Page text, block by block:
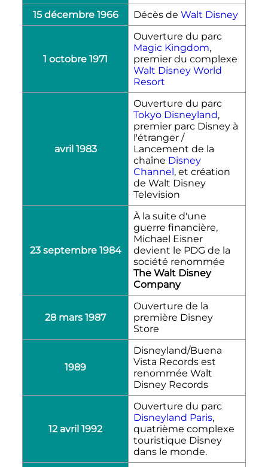
15 décembre 1966
Décès de Walt Disney
1 octobre 1971
Ouverture du parc
Magic Kingdom,
premier du complexe
Walt Disney World
Resort
avril 1983
Ouverture du parc
Tokyo Disneyland,
premier parc Disney à
l'étranger /
Lancement de la
chaîne Disney
Channel, et création
de Walt Disney
Television
23 septembre 1984
À la suite d'une
guerre financière,
Michael Eisner
devient le PDG de la
société renommée
The Walt Disney
Company
28 mars 1987
Ouverture de la
première Disney
Store
1989
Disneyland/Buena
Vista Records est
renommée Walt
Disney Records
12 avril 1992
Ouverture du parc
Disneyland Paris,
quatrième complexe
touristique Disney
dans le monde.